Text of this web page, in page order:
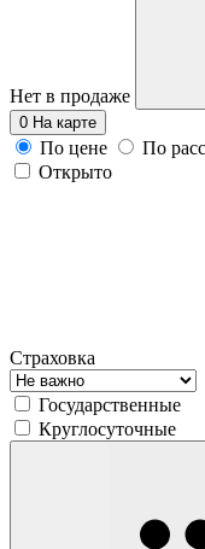
Нет в продаже
0 На карте
По цене
По
Открыто
Страховка
Государственные
Круглосуточные